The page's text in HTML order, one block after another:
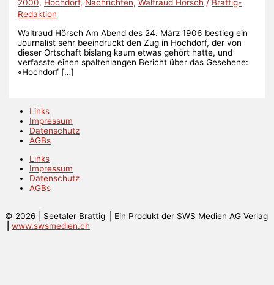
2000, Hochdorf, Nachrichten,Waltraud Hörsch / Brattig-
Redaktion
Waltraud Hörsch Am Abend des 24. März 1906 bestieg ein
Journalist sehr beeindruckt den Zug in Hochdorf, der von
dieser Ortschaft bislang kaum etwas gehört hatte, und
verfasste einen spaltenlangen Bericht über das Gesehene:
«Hochdorf […]
Links
Impressum
Datenschutz
AGBs
Links
Impressum
Datenschutz
AGBs
© 2026 | Seetaler Brattig ⎟ Ein Produkt der SWS Medien AG Verlag
www.swsmedien.ch